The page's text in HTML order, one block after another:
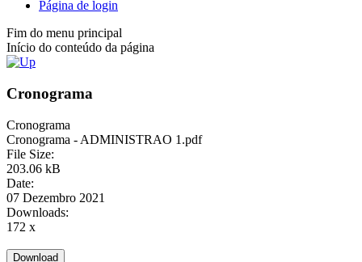
Página de login
Fim do menu principal
Início do conteúdo da página
Cronograma
Cronograma
Cronograma - ADMINISTRAO 1.pdf
File Size:
203.06 kB
Date:
07 Dezembro 2021
Downloads:
172 x